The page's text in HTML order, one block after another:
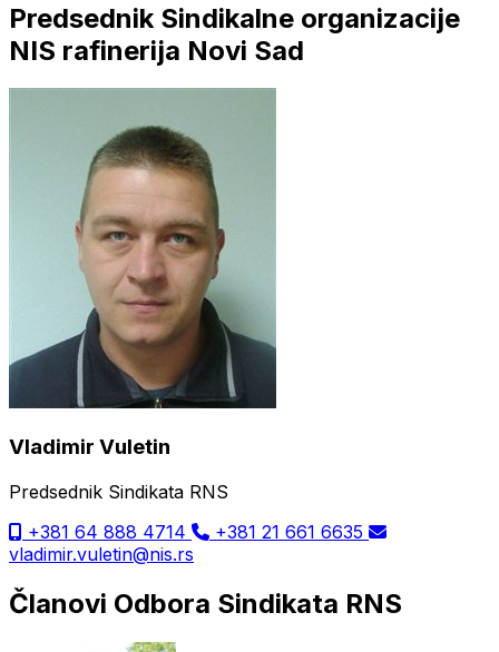
Predsednik Sindikalne organizacije
NIS rafinerija Novi Sad
Vladimir Vuletin
Predsednik Sindikata RNS
+381 64 888 4714
+381 21 661 6635
vladimir.vuletin@nis.rs
Članovi Odbora Sindikata RNS